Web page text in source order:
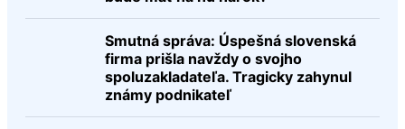
Smutná správa: Úspešná slovenská
firma prišla navždy o svojho
spoluzakladateľa. Tragicky zahynul
známy podnikateľ